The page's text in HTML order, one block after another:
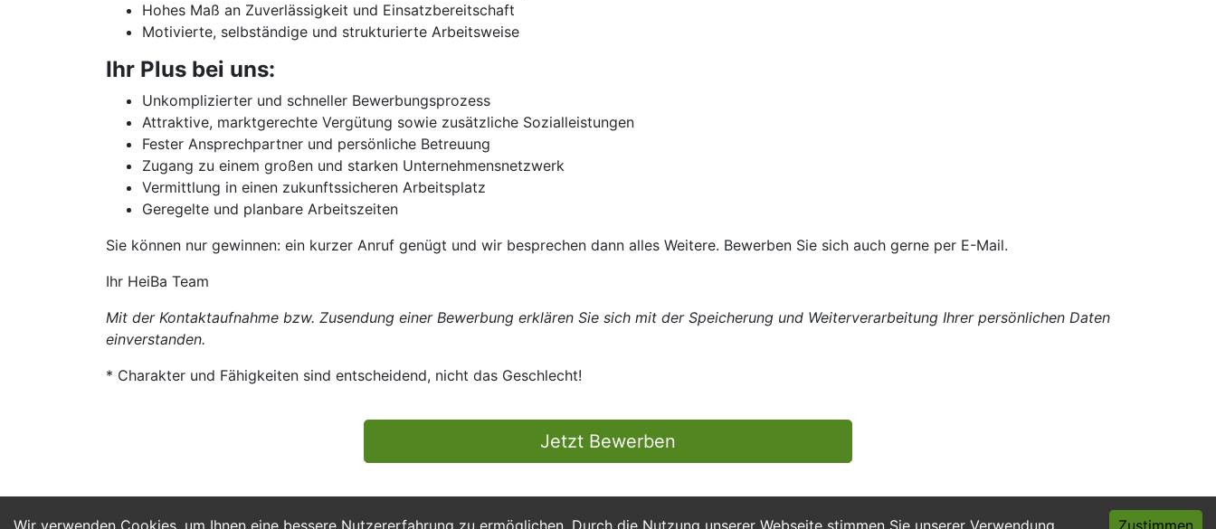
Wir verwenden Cookies, um Ihnen eine bessere Nutzererfahrung zu ermöglichen. Durch die Nutzung unserer Webseite stimmen Sie unserer Verwendung Zustimmen
Hohes Maß an Zuverlässigkeit und Einsatzbereitschaft
Motivierte, selbständige und strukturierte Arbeitsweise
Ihr Plus bei uns:
Unkomplizierter und schneller Bewerbungsprozess
Attraktive, marktgerechte Vergütung sowie zusätzliche Sozialleistungen
Fester Ansprechpartner und persönliche Betreuung
Zugang zu einem großen und starken Unternehmensnetzwerk
Vermittlung in einen zukunftssicheren Arbeitsplatz
Geregelte und planbare Arbeitszeiten
Sie können nur gewinnen: ein kurzer Anruf genügt und wir besprechen dann alles Weitere. Bewerben Sie sich auch gerne per E-Mail.
Ihr HeiBa Team
Mit der Kontaktaufnahme bzw. Zusendung einer Bewerbung erklären Sie sich mit der Speicherung und Weiterverarbeitung Ihrer persönlichen Daten
einverstanden.
* Charakter und Fähigkeiten sind entscheidend, nicht das Geschlecht!
Jetzt Bewerben